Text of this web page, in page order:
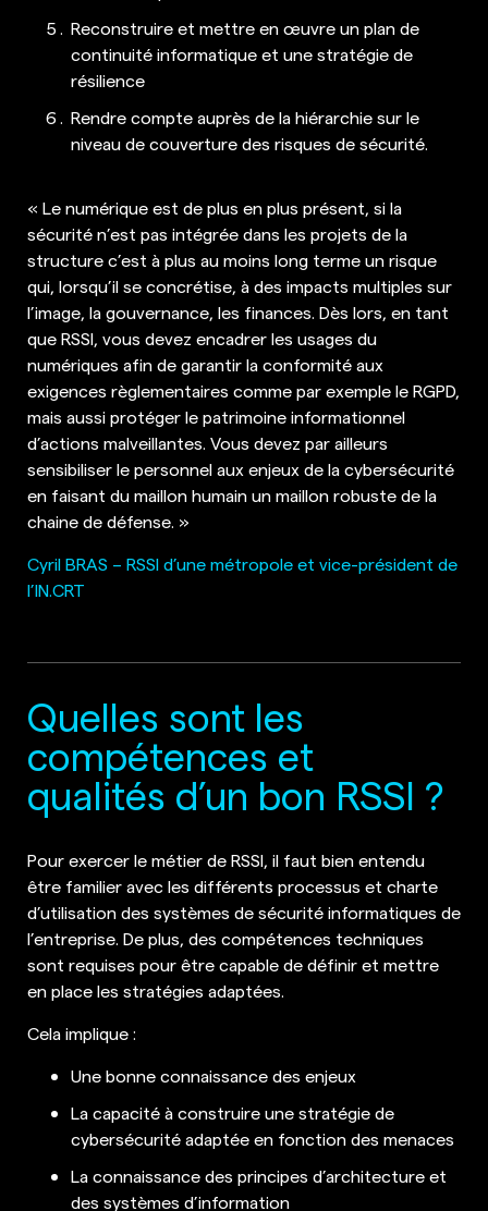
Reconstruire et mettre en œuvre un plan de
continuité informatique et une stratégie de
résilience
Rendre compte auprès de la hiérarchie sur le
niveau de couverture des risques de sécurité.
« Le numérique est de plus en plus présent, si la
sécurité n’est pas intégrée dans les projets de la
structure c’est à plus au moins long terme un risque
qui, lorsqu’il se concrétise, à des impacts multiples sur
l’image, la gouvernance, les finances. Dès lors, en tant
que RSSI, vous devez encadrer les usages du
numériques afin de garantir la conformité aux
exigences règlementaires comme par exemple le RGPD,
mais aussi protéger le patrimoine informationnel
d’actions malveillantes. Vous devez par ailleurs
sensibiliser le personnel aux enjeux de la cybersécurité
en faisant du maillon humain un maillon robuste de la
chaine de défense. »
Cyril BRAS – RSSI d’une métropole et vice-président de
l’IN.CRT
Quelles sont les
compétences et
qualités d’un bon RSSI ?
Pour exercer le métier de RSSI, il faut bien entendu
être familier avec les différents processus et charte
d’utilisation des systèmes de sécurité informatiques de
l’entreprise. De plus, des compétences techniques
sont requises pour être capable de définir et mettre
en place les stratégies adaptées.
Cela implique :
Une bonne connaissance des enjeux
La capacité à construire une stratégie de
cybersécurité adaptée en fonction des menaces
La connaissance des principes d’architecture et
des systèmes d’information